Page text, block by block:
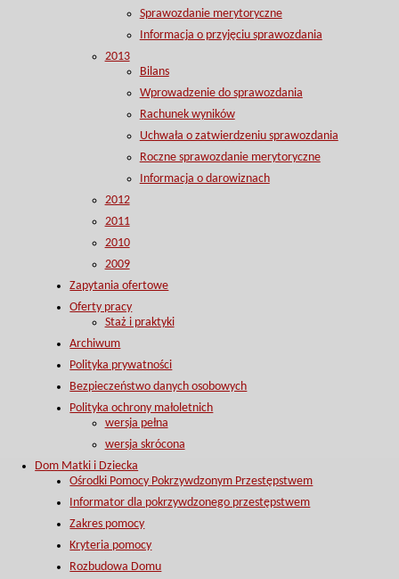
Sprawozdanie merytoryczne
Informacja o przyjęciu sprawozdania
2013
Bilans
Wprowadzenie do sprawozdania
Rachunek wyników
Uchwała o zatwierdzeniu sprawozdania
Roczne sprawozdanie merytoryczne
Informacja o darowiznach
2012
2011
2010
2009
Zapytania ofertowe
Oferty pracy
Staż i praktyki
Archiwum
Polityka prywatności
Bezpieczeństwo danych osobowych
Polityka ochrony małoletnich
wersja pełna
wersja skrócona
Dom Matki i Dziecka
Ośrodki Pomocy Pokrzywdzonym Przestępstwem
Informator dla pokrzywdzonego przestępstwem
Zakres pomocy
Kryteria pomocy
Rozbudowa Domu